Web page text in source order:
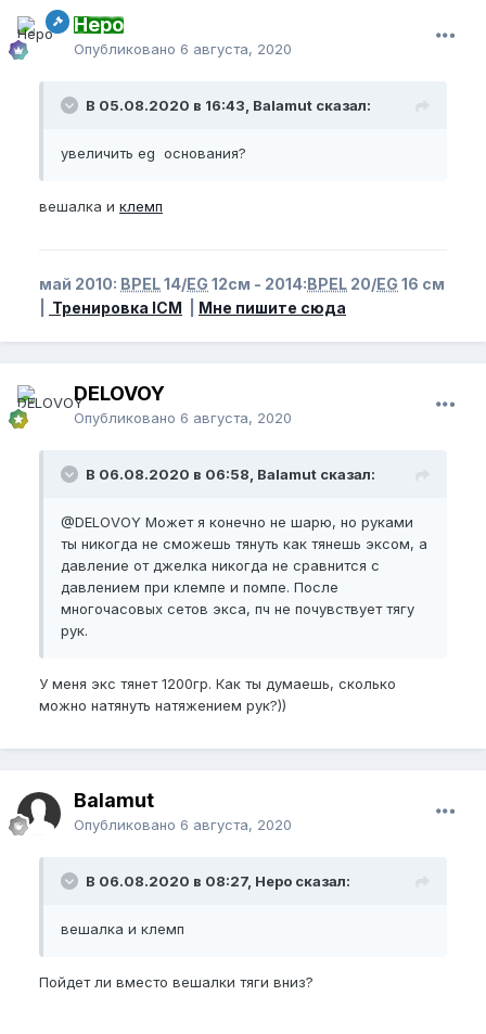
Неро
Опубликовано 6 августа, 2020
В 05.08.2020 в 16:43, Balamut сказал:
увеличить eg основания?
вешалка и клемп
май 2010: BPEL14/EG 12см - 2014:BPEL 20/EG 16 см
Тренировка ICM Мне пишите сюда
DELOVOY
Опубликовано 6 августа, 2020
В 06.08.2020 в 06:58, Balamut сказал:
@DELOVOY Может я конечно не шарю, но руками
ты никогда не сможешь тянуть как тянешь эксом, а
давление от джелка никогда не сравнится с
давлением при клемпе и помпе. После
многочасовых сетов экса, пч не почувствует тягу
рук.
У меня экс тянет 1200гр. Как ты думаешь, сколько
можно натянуть натяжением рук?))
Balamut
Опубликовано 6 августа, 2020
В 06.08.2020 в 08:27, Неро сказал:
вешалка и клемп
Пойдет ли вместо вешалки тяги вниз?